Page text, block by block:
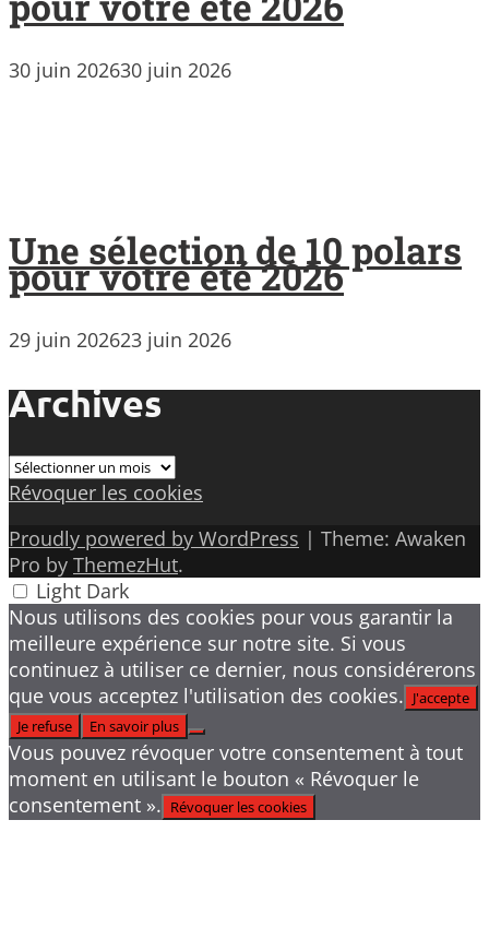
30 juin 202630 juin 2026
Une sélection de 10 polars
pour votre été 2026
29 juin 202623 juin 2026
Archives
Archives
Révoquer les cookies
Proudly powered by WordPress | Theme: Awaken
Pro by ThemezHut.
Light Dark
Nous utilisons des cookies pour vous garantir la
meilleure expérience sur notre site. Si vous
continuez à utiliser ce dernier, nous considérerons
que vous acceptez l'utilisation des cookies. J'accepte
Je refuse
En savoir plus
Vous pouvez révoquer votre consentement à tout
moment en utilisant le bouton « Révoquer le
consentement ». Révoquer les cookies